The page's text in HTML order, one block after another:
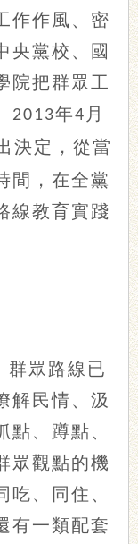
作作風、密
央黨校、國
院把群眾工
2013年4 月
決定，從當
間，在全黨
線教育實踐
群眾路線已
解民情、汲
、蹲點、
眾觀點的機
、同住、
有一類配套